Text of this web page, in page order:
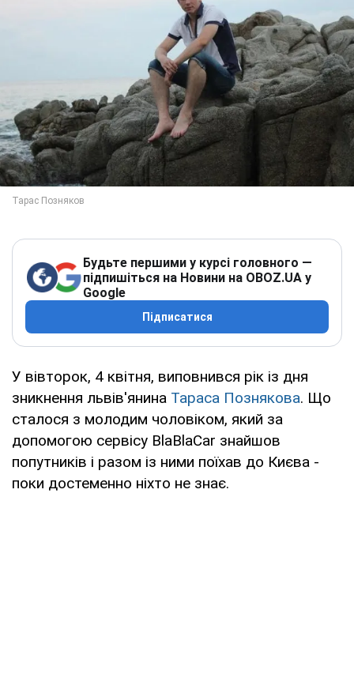
Будьте першими у курсі головного —
підпишіться на Новини на OBOZ.UA у
Google
Підписатися
У вівторок, 4 квітня, виповнився рік із дня
зникнення львів'янина Тараса Познякова. Що
сталося з молодим чоловіком, який за
допомогою сервісу BlaBlaCar знайшов
попутників і разом із ними поїхав до Києва -
поки достеменно ніхто не знає.